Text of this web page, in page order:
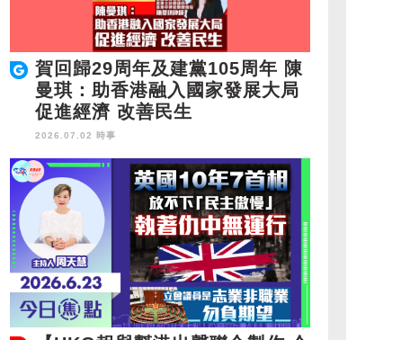
賀回歸29周年及建黨105周年 陳
曼琪：助香港融入國家發展大局
促進經濟 改善民生
2026.07.02 時事